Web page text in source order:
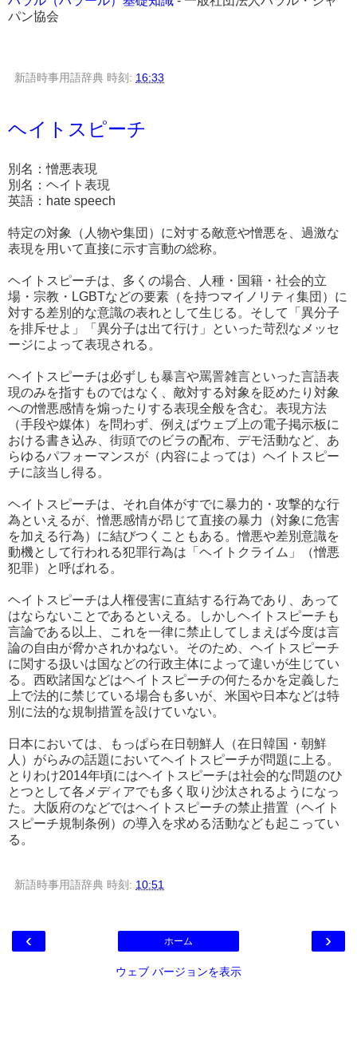
パン協会
新語時事用語辞典 時刻: 16:33
ヘイトスピーチ
別名：憎悪表現
別名：ヘイト表現
英語：hate speech
特定の対象（人物や集団）に対する敵意や憎悪を、過激な
表現を用いて直接に示す言動の総称。
ヘイトスピーチは、多くの場合、人種・国籍・社会的立
場・宗教・LGBTなどの要素（を持つマイノリティ集団）に
対する差別的な意識の表れとして生じる。そして「異分子
を排斥せよ」「異分子は出て行け」といった苛烈なメッセ
ージによって表現される。
ヘイトスピーチは必ずしも暴言や罵詈雑言といった言語表
現のみを指すものではなく、敵対する対象を貶めたり対象
への憎悪感情を煽ったりする表現全般を含む。表現方法
（手段や媒体）を問わず、例えばウェブ上の電子掲示板に
おける書き込み、街頭でのビラの配布、デモ活動など、あ
らゆるパフォーマンスが（内容によっては）ヘイトスピー
チに該当し得る。
ヘイトスピーチは、それ自体がすでに暴力的・攻撃的な行
為といえるが、憎悪感情が昂じて直接の暴力（対象に危害
を加える行為）に結びつくこともある。憎悪や差別意識を
動機として行われる犯罪行為は「ヘイトクライム」（憎悪
犯罪）と呼ばれる。
ヘイトスピーチは人権侵害に直結する行為であり、あって
はならないことであるといえる。しかしヘイトスピーチも
言論である以上、これを一律に禁止してしまえば今度は言
論の自由が脅かされかねない。そのため、ヘイトスピーチ
に関する扱いは国などの行政主体によって違いが生じてい
る。西欧諸国などはヘイトスピーチの何たるかを定義した
上で法的に禁じている場合も多いが、米国や日本などは特
別に法的な規制措置を設けていない。
日本においては、もっぱら在日朝鮮人（在日韓国・朝鮮
人）がらみの話題においてヘイトスピーチが問題に上る。
とりわけ2014年頃にはヘイトスピーチは社会的な問題のひ
とつとして各メディアでも多く取り沙汰されるようになっ
た。大阪府のなどではヘイトスピーチの禁止措置（ヘイト
スピーチ規制条例）の導入を求める活動なども起こってい
る。
新語時事用語辞典 時刻: 10:51
‹ ›
ホーム
ウェブ バージョンを表示